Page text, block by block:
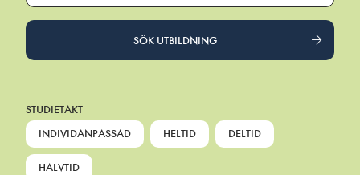
SÖK UTBILDNING
STUDIETAKT
INDIVIDANPASSAD
HELTID DELTID
HALVTID